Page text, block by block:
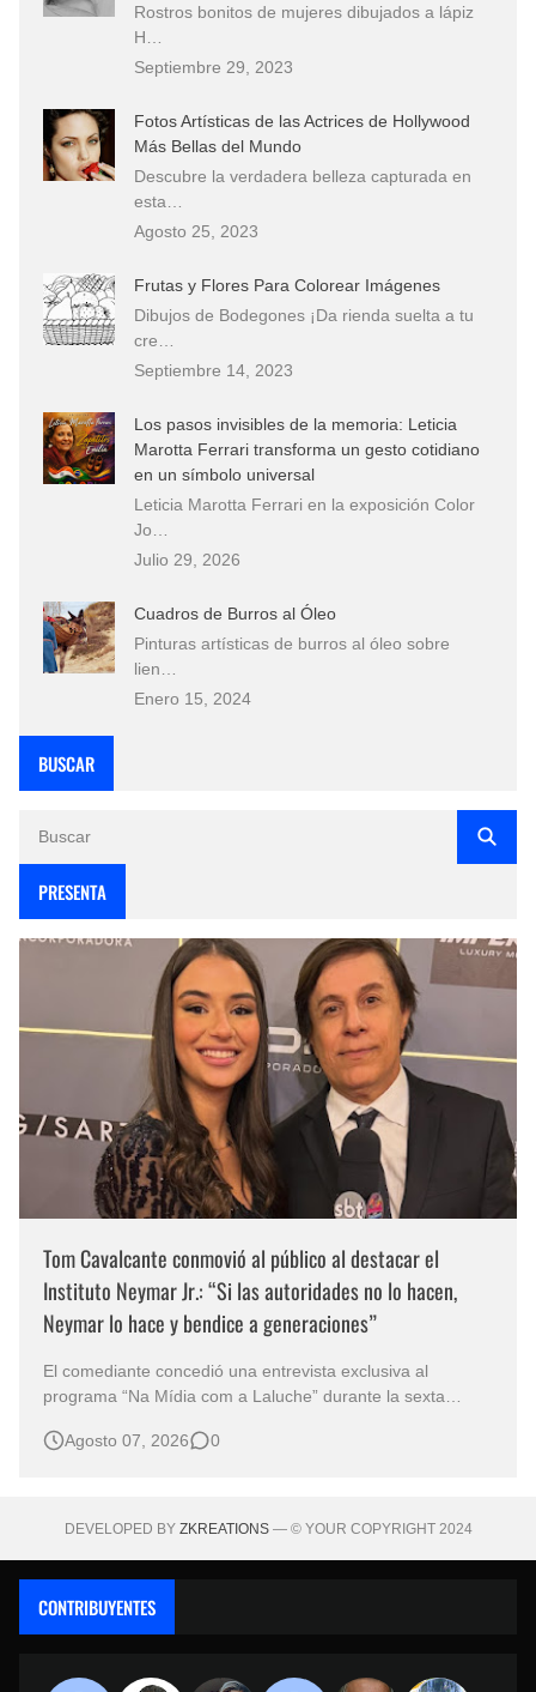
Rostros bonitos de mujeres dibujados a lápiz
H…
Septiembre 29, 2023
Fotos Artísticas de las Actrices de Hollywood
Más Bellas del Mundo
Descubre la verdadera belleza capturada en
esta…
Agosto 25, 2023
Frutas y Flores Para Colorear Imágenes
Dibujos de Bodegones ¡Da rienda suelta a tu
cre…
Septiembre 14, 2023
Los pasos invisibles de la memoria: Leticia
Marotta Ferrari transforma un gesto cotidiano
en un símbolo universal
Leticia Marotta Ferrari en la exposición Color
Jo…
Julio 29, 2026
Cuadros de Burros al Óleo
Pinturas artísticas de burros al óleo sobre
lien…
Enero 15, 2024
BUSCAR
PRESENTA
Tom Cavalcante conmovió al público al destacar el
Instituto Neymar Jr.: “Si las autoridades no lo hacen,
Neymar lo hace y bendice a generaciones”
El comediante concedió una entrevista exclusiva al
programa “Na Mídia com a Laluche” durante la sexta
eventos benéficos más importantes de Brasil. En medio del
Agosto 07, 2026 0
DEVELOPED BY ZKREATIONS— © YOUR COPYRIGHT 2024
CONTRIBUYENTES